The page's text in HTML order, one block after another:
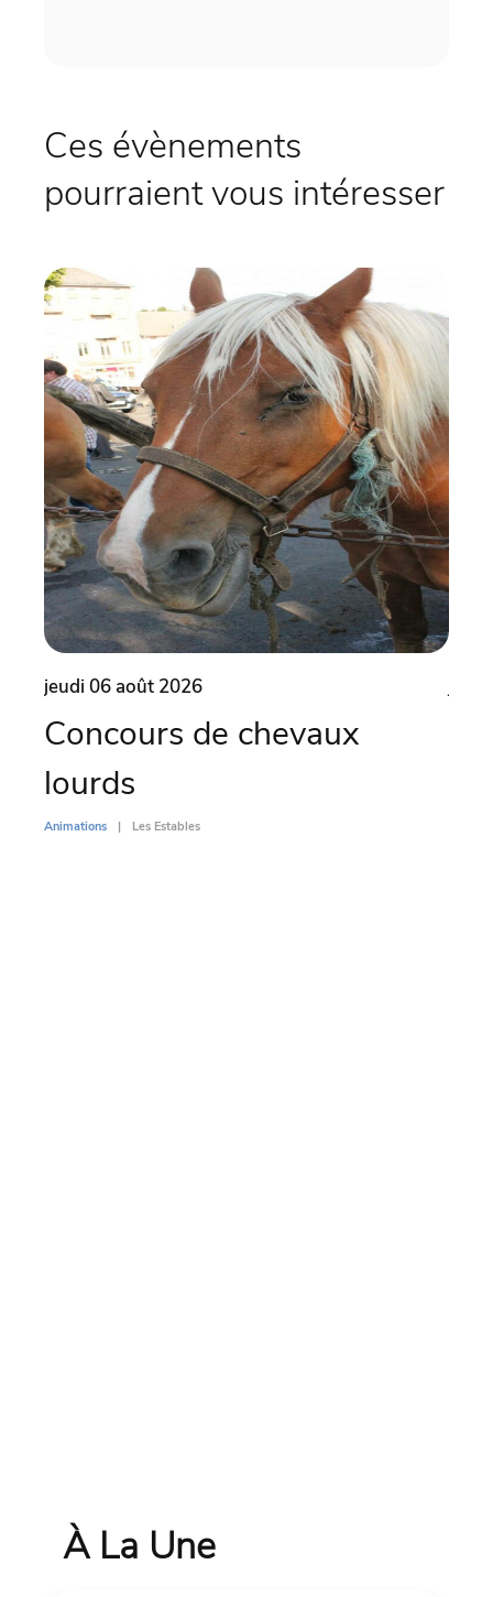
Ces évènements
pourraient vous intéresser
jeudi 06 août 2026
Concours de chevaux
lourds
Animations Les Estables
À La Une